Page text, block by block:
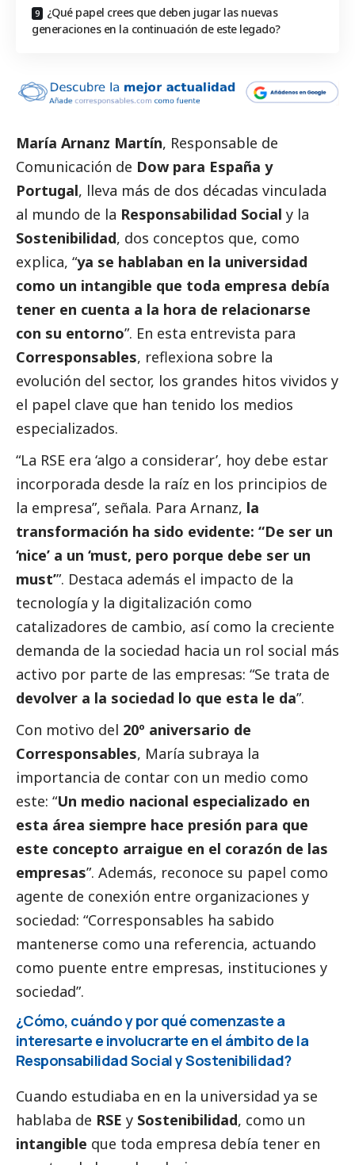
¿Qué papel crees que deben jugar las nuevas
generaciones en la continuación de este legado?
María Arnanz Martín, Responsable de
Comunicación de Dow para España y
Portugal, lleva más de dos décadas vinculada
al mundo de la Responsabilidad Social y la
Sostenibilidad, dos conceptos que, como
explica, “ya se hablaban en la universidad
como un intangible que toda empresa debía
tener en cuenta a la hora de relacionarse
con su entorno”. En esta entrevista para
Corresponsables, reflexiona sobre la
evolución del sector, los grandes hitos vividos y
el papel clave que han tenido los medios
especializados.
“La RSE era ‘algo a considerar’, hoy debe estar
incorporada desde la raíz en los principios de
la empresa”, señala. Para Arnanz, la
transformación ha sido evidente: “De ser un
‘nice’ a un ‘must, pero porque debe ser un
must’”. Destaca además el impacto de la
tecnología y la digitalización como
catalizadores de cambio, así como la creciente
demanda de la sociedad hacia un rol social más
activo por parte de las empresas: “Se trata de
devolver a la sociedad lo que esta le da”.
Con motivo del 20º aniversario de
Corresponsables, María subraya la
importancia de contar con un medio como
este: “Un medio nacional especializado en
esta área siempre hace presión para que
este concepto arraigue en el corazón de las
empresas”. Además, reconoce su papel como
agente de conexión entre organizaciones y
sociedad: “Corresponsables ha sabido
mantenerse como una referencia, actuando
como puente entre empresas, instituciones y
sociedad”.
¿Cómo, cuándo y por qué comenzaste a
interesarte e involucrarte en el ámbito de la
ResponsabilidadSocialy Sostenibilidad?
Cuando estudiaba en en la universidad ya se
hablaba de RSE y Sostenibilidad, como un
intangible que toda empresa debía tener en